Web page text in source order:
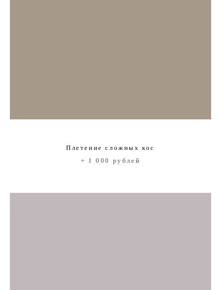
Плетение сложных кос
+ 1 000 рублей